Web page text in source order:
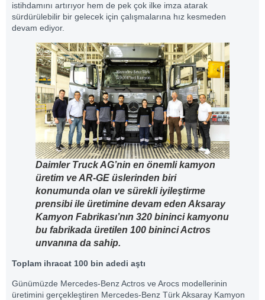
istihdamını artırıyor hem de pek çok ilke imza atarak
sürdürülebilir bir gelecek için çalışmalarına hız kesmeden
devam ediyor.
Daimler Truck AG’nin en önemli kamyon
üretim ve AR-GE üslerinden biri
konumunda olan ve sürekli iyileştirme
prensibi ile üretimine devam eden Aksaray
Kamyon Fabrikası’nın 320 bininci kamyonu
bu fabrikada üretilen 100 bininci Actros
unvanına da sahip.
Toplam ihracat 100 bin adedi aştı
Günümüzde Mercedes-Benz Actros ve Arocs modellerinin
üretimini gerçekleştiren Mercedes-Benz Türk Aksaray Kamyon